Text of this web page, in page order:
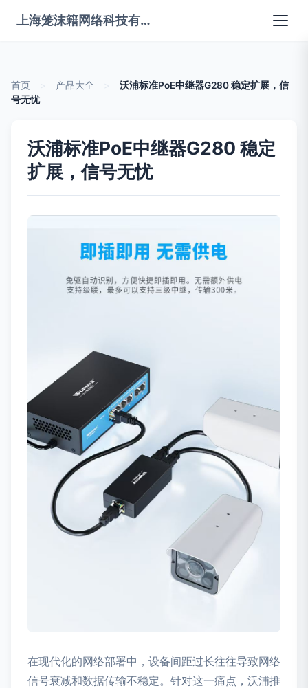
上海笼沫籍网络科技有限公司
首页 产品大全
沃浦标准PoE中继器G280 稳定扩展，信
号无忧
沃浦标准PoE中继器G280 稳定
扩展，信号无忧
在现代化的网络部署中，设备间距过长往往导致网络
信号衰减和数据传输不稳定。针对这一痛点，沃浦推